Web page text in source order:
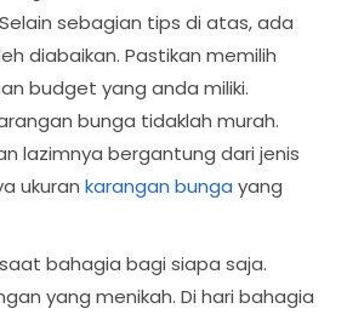
sebagian tips di atas, ada
diabaikan. Pastikan memilih
budget yang anda miliki.
bunga tidaklah murah.
lazimnya bergantung dari jenis
ukuran karangan bunga yang
bahagia bagi siapa saja.
yang menikah. Di hari bahagia